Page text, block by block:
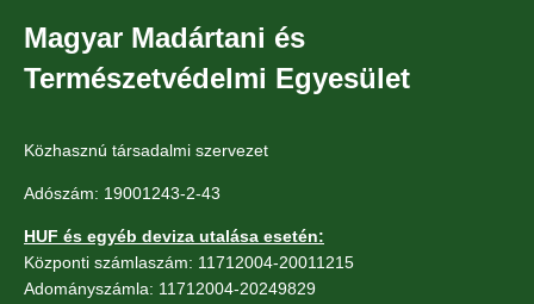
Magyar Madártani és
Természetvédelmi Egyesület
Közhasznú társadalmi szervezet
Adószám: 19001243-2-43
HUF és egyéb deviza utalása esetén:
Központi számlaszám: 11712004-20011215
Adományszámla: 11712004-20249829